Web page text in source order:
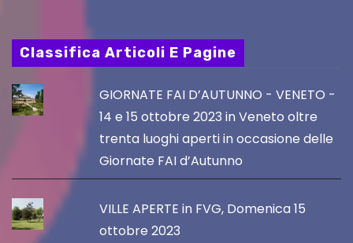
Classifica Articoli E Pagine
GIORNATE FAI D’AUTUNNO - VENETO -
14 e 15 ottobre 2023 in Veneto oltre
trenta luoghi aperti in occasione delle
Giornate FAI d’Autunno
VILLE APERTE in FVG, Domenica 15
ottobre 2023